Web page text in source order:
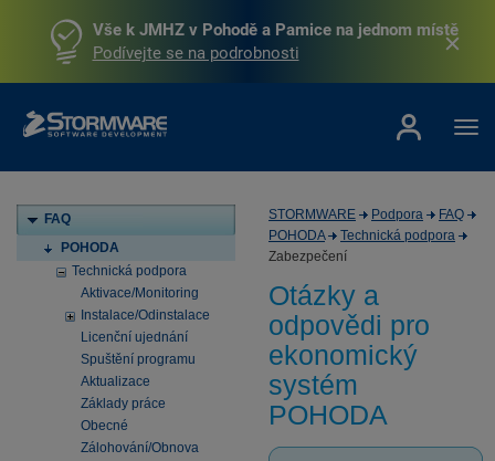
Vše k JMHZ v Pohodě a Pamice na jednom místě
Podívejte se na podrobnosti
FAQ
POHODA
Technická podpora
Aktivace/Monitoring
Instalace/Odinstalace
Licenční ujednání
Spuštění programu
Aktualizace
Základy práce
Obecné
Zálohování/Obnova
STORMWARE Podpora
FAQ
POHODA
Technická podpora
Zabezpečení
Otázky a
odpovědi pro
ekonomický
systém
POHODA